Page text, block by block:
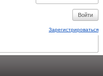
Зарегистрироваться